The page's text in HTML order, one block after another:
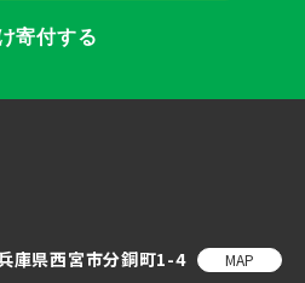
寄付する
庫県西宮市分銅町1-4 MAP